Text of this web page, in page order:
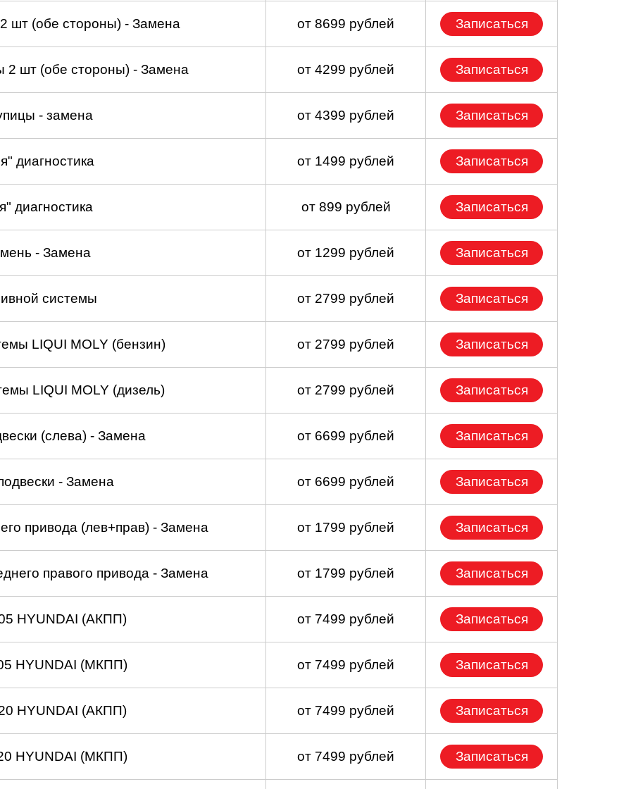
шт (обе стороны) - Замена от 8699 рублей Записаться
2 шт (обе стороны) - Замена от 4299 рублей Записаться
- замена от 4399 рублей Записаться
диагностика от 1499 рублей Записаться
диагностика от 899 рублей Записаться
- Замена от 1299 рублей Записаться
системы от 2799 рублей Записаться
LIQUI MOLY (бензин) от 2799 рублей Записаться
LIQUI MOLY (дизель) от 2799 рублей Записаться
(слева) - Замена от 6699 рублей Записаться
- Замена от 6699 рублей Записаться
привода (лев+прав) - Замена от 1799 рублей Записаться
правого привода - Замена от 1799 рублей Записаться
HYUNDAI (АКПП) от 7499 рублей Записаться
HYUNDAI (МКПП) от 7499 рублей Записаться
HYUNDAI (АКПП) от 7499 рублей Записаться
HYUNDAI (МКПП) от 7499 рублей Записаться